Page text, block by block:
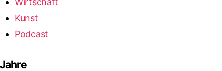
Kunst
Podcast
Jahre